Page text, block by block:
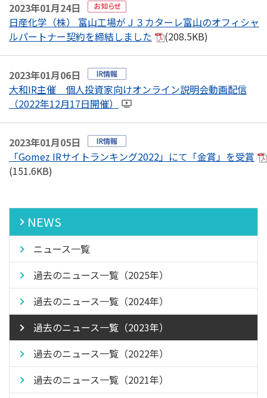
2023年01月24日
日産化学（株） 富山工場がＪ３カターレ富山のオフィシャ
ルパートナー契約を締結しました
(208.5KB)
2023年01月06日
大和IR主催 個人投資家向けオンライン説明会動画配信
（2022年12月17日開催）
2023年01月05日
「Gomez IRサイトランキング2022」にて「金賞」を受賞
(151.6KB)
NEWS
ニュース一覧
過去のニュース一覧（2025年）
過去のニュース一覧（2024年）
過去のニュース一覧（2023年）
過去のニュース一覧（2022年）
過去のニュース一覧（2021年）